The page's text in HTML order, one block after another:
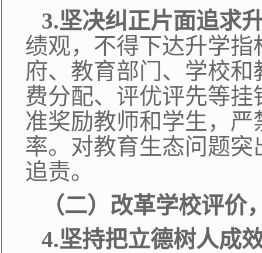
3.坚决纠正片面追求
绩观，不得下达升学
府、教育部门、学校
费分配、评优评先等
准奖励教师和学生，
率。对教育生态问题
追责。
（二）改革学校评
4.坚持把立德树人成